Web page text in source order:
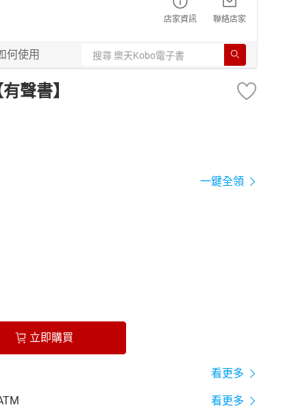
店家資訊 聯絡店家
何使用
聲書】
一鍵全領
立即購買
看更多
看更多